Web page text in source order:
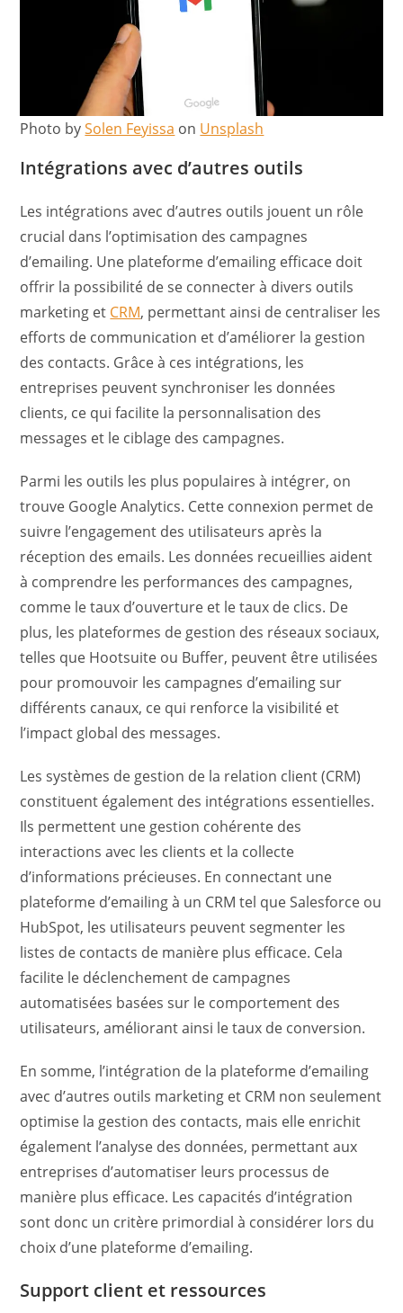
Photo bySolen Feyissa on Unsplash
Intégrations avec d’autres outils
Les intégrations avec d’autres outils jouent un rôle
crucial dans l’optimisation des campagnes
d’emailing. Une plateforme d’emailing efficace doit
offrir la possibilité de se connecter à divers outils
marketing et CRM, permettant ainsi de centraliser les
efforts de communication et d’améliorer la gestion
des contacts. Grâce à ces intégrations, les
entreprises peuvent synchroniser les données
clients, ce qui facilite la personnalisation des
messages et le ciblage des campagnes.
Parmi les outils les plus populaires à intégrer, on
trouve Google Analytics. Cette connexion permet de
suivre l’engagement des utilisateurs après la
réception des emails. Les données recueillies aident
à comprendre les performances des campagnes,
comme le taux d’ouverture et le taux de clics. De
plus, les plateformes de gestion des réseaux sociaux,
telles que Hootsuite ou Buffer, peuvent être utilisées
pour promouvoir les campagnes d’emailing sur
différents canaux, ce qui renforce la visibilité et
l’impact global des messages.
Les systèmes de gestion de la relation client (CRM)
constituent également des intégrations essentielles.
Ils permettent une gestion cohérente des
interactions avec les clients et la collecte
d’informations précieuses. En connectant une
plateforme d’emailing à un CRM tel que Salesforce ou
HubSpot, les utilisateurs peuvent segmenter les
listes de contacts de manière plus efficace. Cela
facilite le déclenchement de campagnes
automatisées basées sur le comportement des
utilisateurs, améliorant ainsi le taux de conversion.
En somme, l’intégration de la plateforme d’emailing
avec d’autres outils marketing et CRM non seulement
optimise la gestion des contacts, mais elle enrichit
également l’analyse des données, permettant aux
entreprises d’automatiser leurs processus de
manière plus efficace. Les capacités d’intégration
sont donc un critère primordial à considérer lors du
choix d’une plateforme d’emailing.
Support client et ressources